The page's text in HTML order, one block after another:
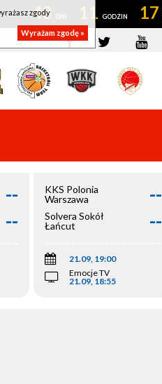
43 11 17
--
--
KKS Polonia
Warszawa
--
Solvera Sokół
Łańcut
--
21.09, 19:00
Emocje TV
21.09, 18:55
zgody
Wyrażam zgodę »